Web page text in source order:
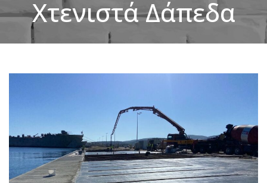
Χτενιστά Δάπεδα